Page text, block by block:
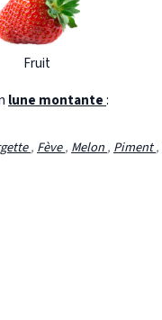
Fruit
lune montante:
, Fève, Melon, Piment,